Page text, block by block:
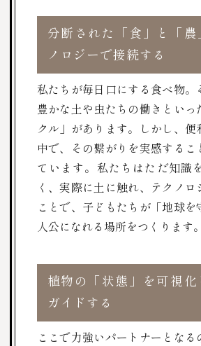
分断された「食」と「農
ノロジーで接続する
私たちが毎日口にする食べ物。
豊かな土や虫たちの働きといっ
クル」があります。しかし、便
中で、その繋がりを実感するこ
ています。私たちはただ知識
く、実際に土に触れ、テクノロ
ことで、子どもたちが「地球を
人公になれる場所をつくります。
植物の「状態」を可視化
ガイドする
ここで力強いパートナーとなる